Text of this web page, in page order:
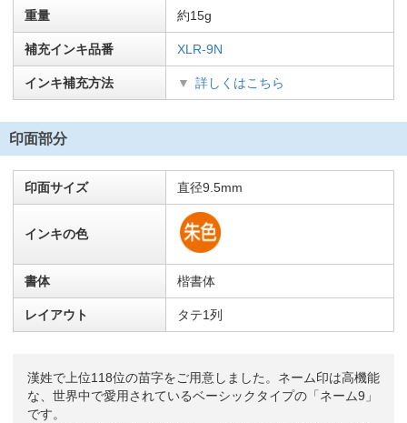
重量 約15g
補充インキ品番 XLR-9N
インキ補充方法 詳しくはこちら
印面部分
印面サイズ 直径9.5mm
インキの色
書体 楷書体
レイアウト タテ1列
漢姓で上位118位の苗字をご用意しました。ネーム印は高機能
な、世界中で愛用されているベーシックタイプの「ネーム9」
です。